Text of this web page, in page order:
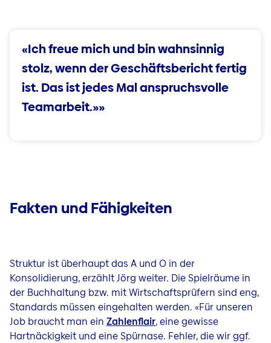
«Ich freue mich und bin wahnsinnig
stolz, wenn der Geschäftsbericht fertig
ist. Das ist jedes Mal anspruchsvolle
Teamarbeit.»»
Fakten und Fähigkeiten
Struktur ist überhaupt das A und O in der
Konsolidierung, erzählt Jörg weiter. Die Spielräume in
der Buchhaltung bzw. mit Wirtschaftsprüfern sind eng,
Standards müssen eingehalten werden. «Für unseren
Job braucht man ein Zahlenflair, eine gewisse
Hartnäckigkeit und eine Spürnase. Fehler, die wir ggf.